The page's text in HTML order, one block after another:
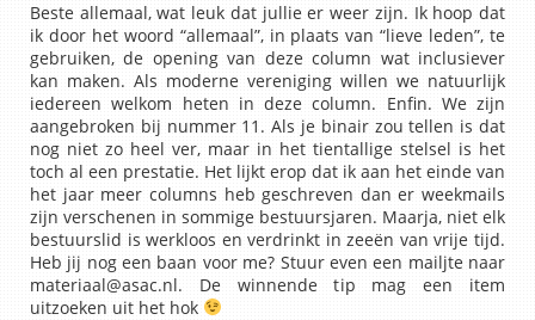
Beste allemaal, wat leuk dat jullie er weer zijn. Ik hoop dat
ik door het woord “allemaal”, in plaats van “lieve leden”, te
gebruiken, de opening van deze column wat inclusiever
kan maken. Als moderne vereniging willen we natuurlijk
iedereen welkom heten in deze column. Enfin. We zijn
aangebroken bij nummer 11. Als je binair zou tellen is dat
nog niet zo heel ver, maar in het tientallige stelsel is het
toch al een prestatie. Het lijkt erop dat ik aan het einde van
het jaar meer columns heb geschreven dan er weekmails
zijn verschenen in sommige bestuursjaren. Maarja, niet elk
bestuurslid is werkloos en verdrinkt in zeeën van vrije tijd.
Heb jij nog een baan voor me? Stuur even een mailjte naar
materiaal@asac.nl. De winnende tip mag een item
uitzoeken uit het hok